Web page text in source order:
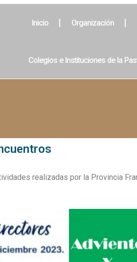
Inicio Organización
Colegios e Instituciones de la
realizadas por la Provincia